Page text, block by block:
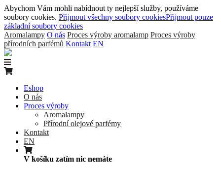
Abychom Vám mohli nabídnout ty nejlepší služby, používáme
soubory cookies. Přijmout všechny soubory cookiesPřijmout pouze
základní soubory cookies
Aromalampy O nás Proces výroby aromalamp Proces výroby
přírodních parfémů Kontakt EN
Eshop
O nás
Proces výroby
Aromalampy
Přírodní olejové parfémy
Kontakt
EN
V košíku zatím nic nemáte